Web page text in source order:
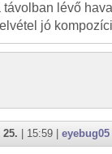
lévő
jó
| 15:59 | eyebug05